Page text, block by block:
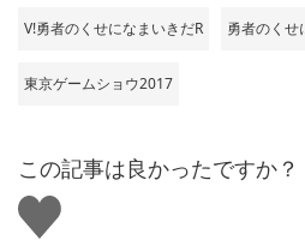
V!勇者のくせになまいきだR 勇者のくせ
東京ゲームショウ2017
この記事は良かったですか？
い
い